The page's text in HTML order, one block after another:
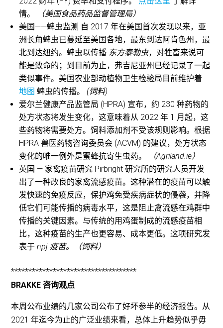
情。
（美国食品药品监督管理局）
美国——蜱虫监测 自 2017 年在美国首次发现以来，亚
洲长角蜱虫已蔓延至美国各地，最东到达阿肯色州，最
北到达纽约。蜱虫以传播 东方泰勒虫，对牲畜来说可
能是致命的；到目前为止，弗吉尼亚州已经记录了一起
类似事件。美国农业部动植物卫生检验局目前维护着
地图 蜱虫的传播。 (饲料)
爱尔兰健康产品监管局 (HPRA) 宣布，约 230 种药物的
处方状态将发生变化，这意味着从 2022 年 1 月起，这
些药物将需要处方。饲料添加剂不受该规则影响。根据
HPRA 兽医药物咨询委员会 (ACVM) 的建议，处方状态
变化的唯一例外是蜜蜂抗寄生虫药。
（Agriland.ie）
英国 — 家禽疫苗研究 Pirbright 研究所的研究人员开发
出了一种改良的家禽流感疫苗。这种潜在的疫苗可以触
发快速的免疫反应，保护鸡免受疾病症状的侵袭，并降
低它们可能传播的病毒水平，这是阻止禽流感在鸡群中
传播的关键因素。与传统的用鸡蛋制成的流感疫苗相
比，这种疫苗的生产也更容易、成本更低。这项研究发
表于npj 疫苗。（饲料）
************************************
BRAKKE 咨询观点
本周公布业绩的几家公司公布了好坏参半的经济报告。从
2021 年迄今为止的广泛业绩来看，总体上升趋势似乎毋